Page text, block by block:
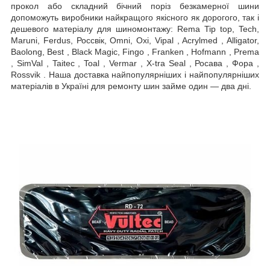
прокол або складний бічний поріз безкамерної шини
допоможуть виробники найкращого якісного як дорогого, так і
дешевого матеріалу для шиномонтажу: Rema Tip top, Tech,
Maruni, Ferdus, Россвік, Omni, Oxi, Vipal , Acrylmed , Alligator,
Baolong, Best , Black Magic, Fingo , Franken , Hofmann , Prema
, SimVal , Taitec , Toal , Vermar , X-tra Seal , Росава , Фора ,
Rossvik . Наша доставка найпопулярніших і найпопулярніших
матеріалів в Україні для ремонту шин займе один — два дні.